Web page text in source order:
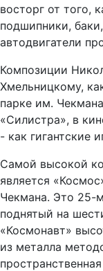
восторг от того,
подшипники,
автодвигатели
Композиции
Хмельницкому,
парке им.
«Силистра», в
- как гигантские
Самой высокой
является
Чекмана. Это 25-
поднятый на
«Космонавт»
из металла